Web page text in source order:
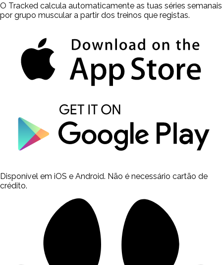
O Tracked calcula automaticamente as tuas séries semanais
por grupo muscular a partir dos treinos que registas.
Disponível em iOS e Android. Não é necessário cartão de
crédito.